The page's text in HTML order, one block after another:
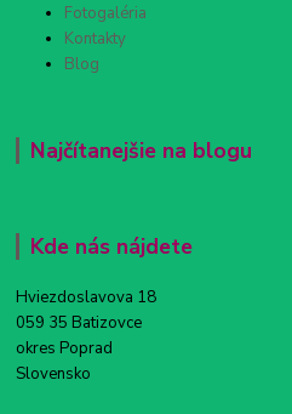
Fotogaléria
Kontakty
Blog
Najčítanejšie na blogu
Kde nás nájdete
Hviezdoslavova 18
059 35 Batizovce
okres Poprad
Slovensko